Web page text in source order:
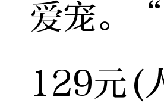
爱宠。
129元(